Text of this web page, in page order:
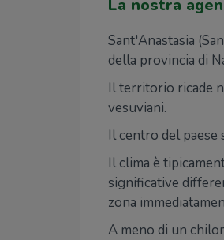
La nostra
Sant'Anastasia
della provincia di
Il territorio ricade
vesuviani.
Il centro del paese
Il clima è
significative
zona
A meno di un